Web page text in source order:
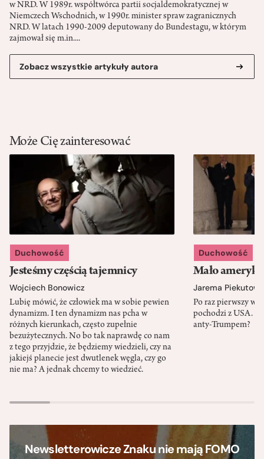
w NRD. W 1989r. współtwórca partii socjaldemokratycznej w
Niemczech Wschodnich, w 1990r. minister spraw zagranicznych
NRD. W latach 1990-2009 deputowany do Bundestagu, w którym
zajmował się m.in....
Zobacz wszystkie artykuły autora
Może Cię zainteresować
Duchowość
Jesteśmy częścią tajemnicy
Wojciech Bonowicz
Lubię mówić, że człowiek ma w sobie pewien
dynamizm. I ten dynamizm nas pcha w
różnych kierunkach, często zupełnie
bezużytecznych. No bo tak naprawdę co nam
z tego przyjdzie, że będziemy wiedzieli, czy na
jakiejś planecie jest dwutlenek węgla, czy go
nie ma? A jednak chcemy to wiedzieć.
Duchowość
Mało
Jarema
Po raz pierwszy w
pochodzi z USA.
anty-Trumpem?
Newsletterowicze Znaku nie mają FOMO